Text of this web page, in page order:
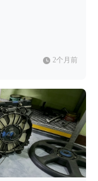
2个月前